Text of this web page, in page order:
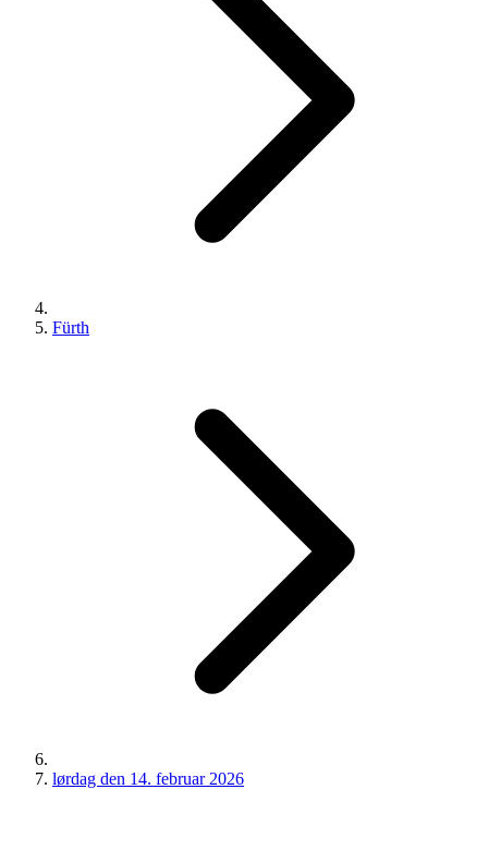
Fürth
lørdag den 14. februar 2026